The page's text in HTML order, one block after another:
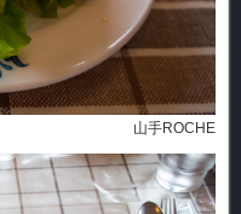
山手ROCHE